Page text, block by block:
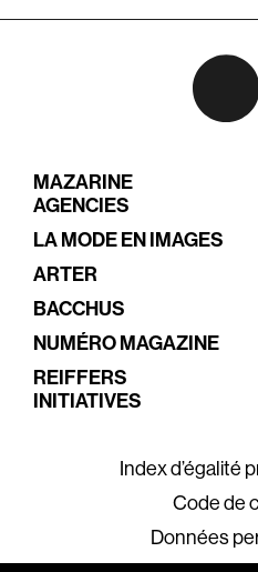
MAZARINE
AGENCIES
LA MODE EN IMAGES
ARTER
BACCHUS
NUMÉRO MAGAZINE
REIFFERS
INITIATIVES
Index d’égalité
Code de
Données